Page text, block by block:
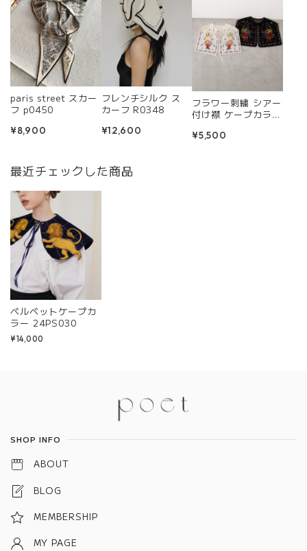
paris street スカー
フ p0450
¥8,900
フレンチシルク ス
カーフ R0348
¥12,600
フラワー刺繍 シアー
付け襟 ケープカラー
¥5,500
最近チェックした商品
ベルベットケープカ
ラー 24PS030
¥14,000
SHOP INFO
ABOUT
BLOG
MEMBERSHIP
MY PAGE